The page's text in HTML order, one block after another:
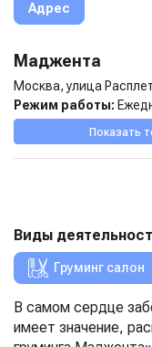
Адрес
Маджента
Москва, улица
Режим работы:
Показать
Виды
Груминг салон
В самом сердце
имеет значение,